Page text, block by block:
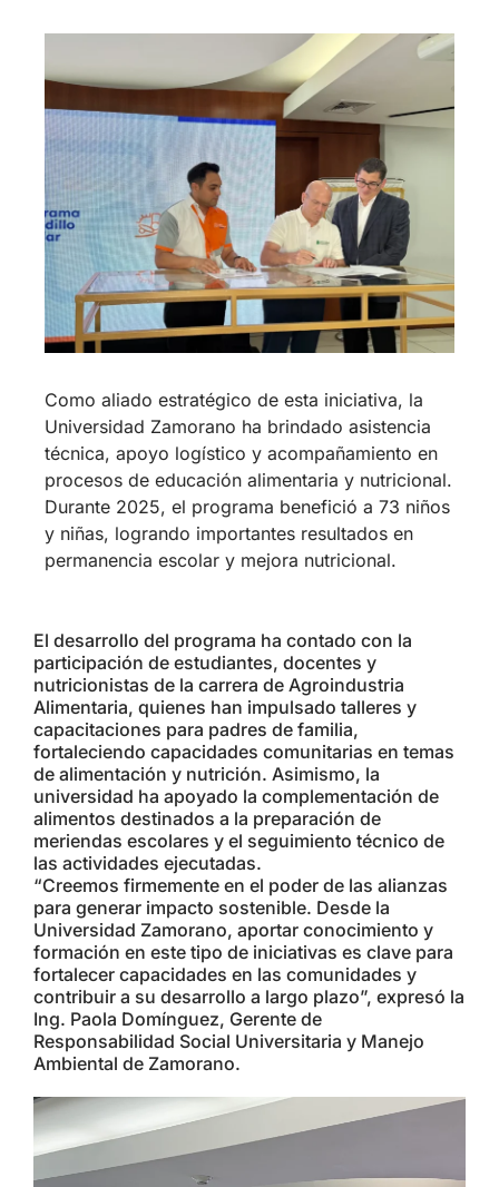
Como aliado estratégico de esta iniciativa, la
Universidad Zamorano ha brindado asistencia
técnica, apoyo logístico y acompañamiento en
procesos de educación alimentaria y nutricional.
Durante 2025, el programa benefició a 73 niños
y niñas, logrando importantes resultados en
permanencia escolar y mejora nutricional.
El desarrollo del programa ha contado con la
participación de estudiantes, docentes y
nutricionistas de la carrera de Agroindustria
Alimentaria, quienes han impulsado talleres y
capacitaciones para padres de familia,
fortaleciendo capacidades comunitarias en temas
de alimentación y nutrición. Asimismo, la
universidad ha apoyado la complementación de
alimentos destinados a la preparación de
meriendas escolares y el seguimiento técnico de
las actividades ejecutadas.
“Creemos firmemente en el poder de las alianzas
para generar impacto sostenible. Desde la
Universidad Zamorano, aportar conocimiento y
formación en este tipo de iniciativas es clave para
fortalecer capacidades en las comunidades y
contribuir a su desarrollo a largo plazo”, expresó la
Ing. Paola Domínguez, Gerente de
Responsabilidad Social Universitaria y Manejo
Ambiental de Zamorano.